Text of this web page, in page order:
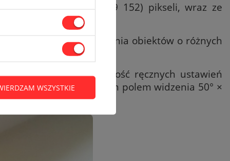
256 x 192 (49 152) pikseli, wraz ze
zdolność do wykrywania obiektów o różnych
oraz brak możliwość ręcznych ustawień
się szerszym kątowym polem widzenia 50° ×
WSZYSTKIE